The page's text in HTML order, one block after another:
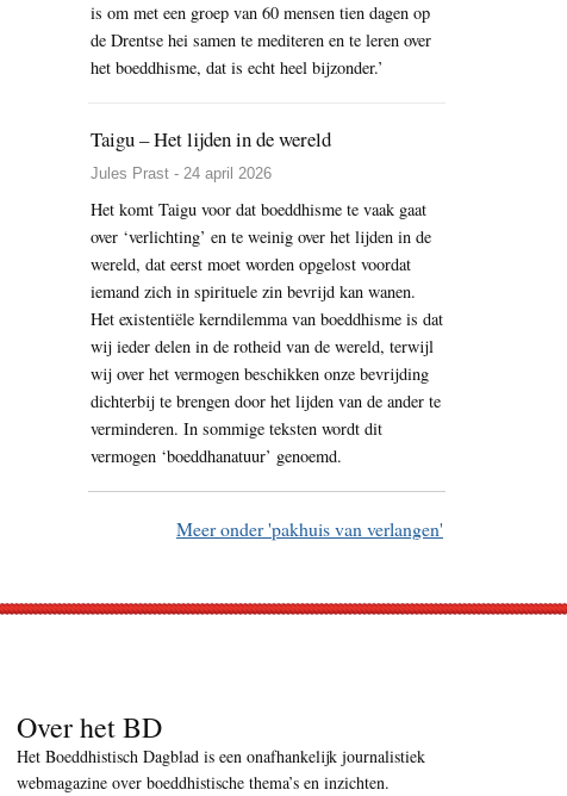
is om met een groep van 60 mensen tien dagen op
de Drentse hei samen te mediteren en te leren over
het boeddhisme, dat is echt heel bijzonder.’
Taigu – Het lijden in de wereld
Jules Prast - 24 april 2026
Het komt Taigu voor dat boeddhisme te vaak gaat
over ‘verlichting’ en te weinig over het lijden in de
wereld, dat eerst moet worden opgelost voordat
iemand zich in spirituele zin bevrijd kan wanen.
Het existentiële kerndilemma van boeddhisme is dat
wij ieder delen in de rotheid van de wereld, terwijl
wij over het vermogen beschikken onze bevrijding
dichterbij te brengen door het lijden van de ander te
verminderen. In sommige teksten wordt dit
vermogen ‘boeddhanatuur’ genoemd.
Meer onder 'pakhuis van verlangen'
Over het BD
Het Boeddhistisch Dagblad is een onafhankelijk journalistiek
webmagazine over boeddhistische thema’s en inzichten.